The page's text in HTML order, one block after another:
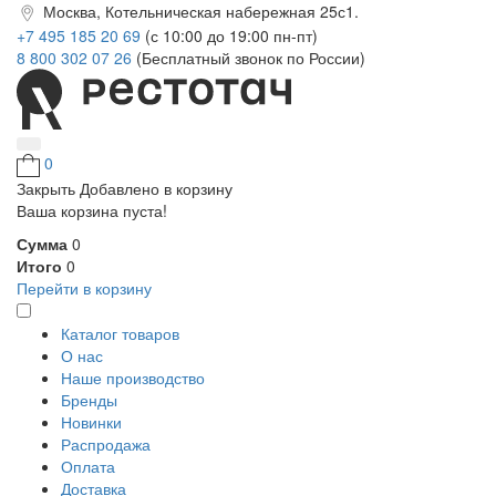
Москва, Котельническая набережная 25с1.
+7 495 185 20 69 (с 10:00 до 19:00 пн-пт)
8 800 302 07 26 (Бесплатный звонок по России)
0
Закрыть Добавлено в корзину
Ваша корзина пуста!
Сумма 0
Итого 0
Перейти в корзину
Каталог товаров
О нас
Наше производство
Бренды
Новинки
Распродажа
Оплата
Доставка